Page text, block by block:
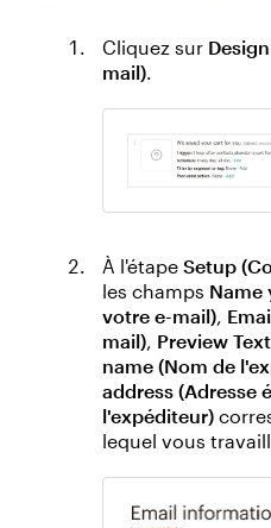
Cliquez sur
mail).
À l'étape Setup
les champs Name
votre e-mail),
mail), Preview
name (Nom de
address (Adresse
l'expéditeur)
lequel vous